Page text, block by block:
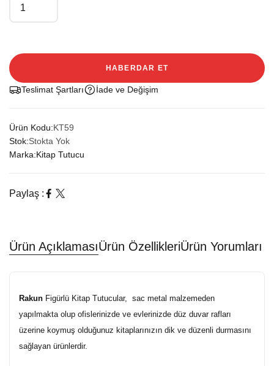
HABERDAR ET
Teslimat Şartları İade ve Değişim
Ürün Kodu:KT59
Stok:Stokta Yok
Marka:Kitap Tutucu
Paylaş :
Ürün AçıklamasıÜrün ÖzellikleriÜrün Yorumları
Rakun Figürlü Kitap Tutucular, sac metal malzemeden
yapılmakta olup ofislerinizde ve evlerinizde düz duvar rafları
üzerine koymuş olduğunuz kitaplarınızın dik ve düzenli durmasını
sağlayan ürünlerdir.